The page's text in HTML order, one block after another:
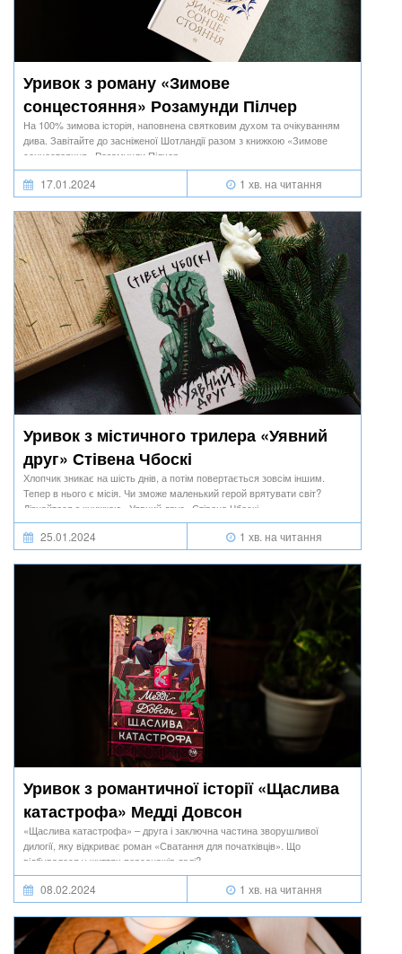
Уривок з роману «Зимове
сонцестояння» Розамунди Пілчер
На 100% зимова історія, наповнена святковим духом та очікуванням
дива. Завітайте до засніженої Шотландії разом з книжкою «Зимове
сонцестояння» Розамунди Пілчер.
17.01.2024 1 хв. на читання
Уривок з містичного трилера «Уявний
друг» Стівена Чбоскі
Хлопчик зникає на шість днів, а потім повертається зовсім іншим.
Тепер в нього є місія. Чи зможе маленький герой врятувати світ?
Дізнайтеся з книжкою «Уявний друг» Стівена Чбоскі.
25.01.2024 1 хв. на читання
Уривок з романтичної історії «Щаслива
катастрофа» Медді Довсон
«Щаслива катастрофа» – друга і заключна частина зворушливої
дилогії, яку відкриває роман «Сватання для початківців». Що
відбувалося у життях персонажів далі?
08.02.2024 1 хв. на читання